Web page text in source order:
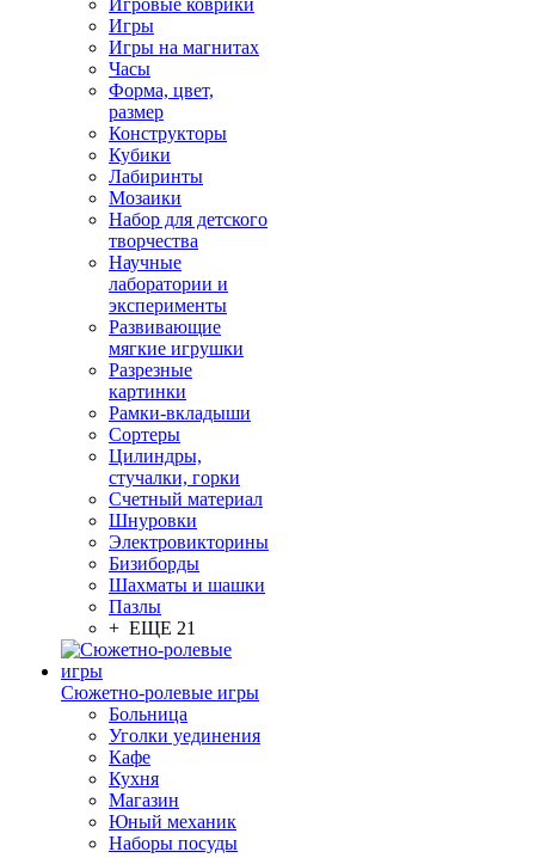
Игровые коврики
Игры
Игры на магнитах
Часы
Форма, цвет,
размер
Конструкторы
Кубики
Лабиринты
Мозаики
Набор для детского
творчества
Научные
лаборатории и
эксперименты
Развивающие
мягкие игрушки
Разрезные
картинки
Рамки-вкладыши
Сортеры
Цилиндры,
стучалки, горки
Счетный материал
Шнуровки
Электровикторины
Бизиборды
Шахматы и шашки
Пазлы
+ ЕЩЕ 21
Сюжетно-ролевые игры
Больница
Уголки уединения
Кафе
Кухня
Магазин
Юный механик
Наборы посуды